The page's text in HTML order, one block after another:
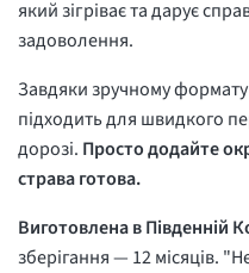
який зігріває та дарує
задоволення.
Завдяки зручному
підходить для швидкого
дорозі. Просто додайте
страва готова.
Виготовлена в Південній
зберігання — 12 місяців.